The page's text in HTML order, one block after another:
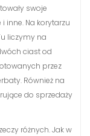
swoje
inne. Na korytarzu
liczymy na
ciast od
przez
Również na
do sprzedaży
różnych. Jak w